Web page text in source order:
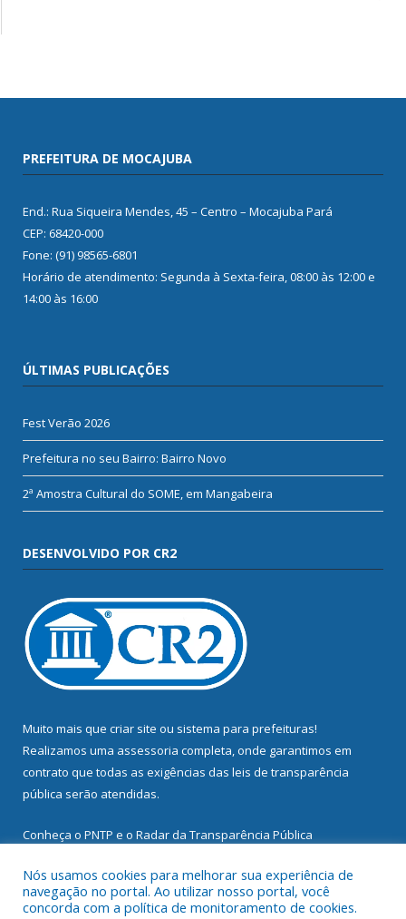
PREFEITURA DE MOCAJUBA
End.: Rua Siqueira Mendes, 45 – Centro – Mocajuba Pará
CEP: 68420-000
Fone: (91) 98565-6801
Horário de atendimento: Segunda à Sexta-feira, 08:00 às 12:00 e
14:00 às 16:00
ÚLTIMAS PUBLICAÇÕES
Fest Verão 2026
Prefeitura no seu Bairro: Bairro Novo
2ª Amostra Cultural do SOME, em Mangabeira
DESENVOLVIDO POR CR2
Muito mais que criar site ou sistema para prefeituras!
Realizamos uma assessoria completa, onde garantimos em
contrato que todas as exigências das leis de transparência
pública serão atendidas.
Conheça o PNTP e o Radar da Transparência Pública
Nós usamos cookies para melhorar sua experiência de
navegação no portal. Ao utilizar nosso portal, você
concorda com a política de monitoramento de cookies.